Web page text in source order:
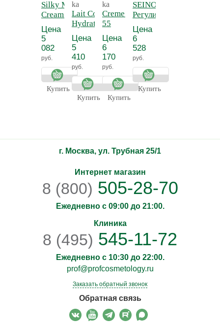
Silky Matte
Cream -
Нежный
матирующий
крем для
тела
Цена
5
082
руб.
Купить
ka
Lait Corps
Hydratant
Detox -
Молочко для
тела
увлажняющее
Прованс
Цена
5
410
руб.
Купить
ka
Creme 55 - Крем
55
антицеллюлитный
Цена
6
170
руб.
Купить
SEINO -
Регулирующий
и
тонизирующий
лосьон для
бюста СЕЙНО
Цена
6
528
руб.
Купить
г. Москва, ул. Трубная 25/1
Интернет магазин
8 (800) 505-28-70
Ежедневно с 09:00 до 21:00.
Клиника
8 (495) 545-11-72
Ежедневно с 10:30 до 22:00.
prof@profcosmetology.ru
Заказать обратный звонок
Обратная связь